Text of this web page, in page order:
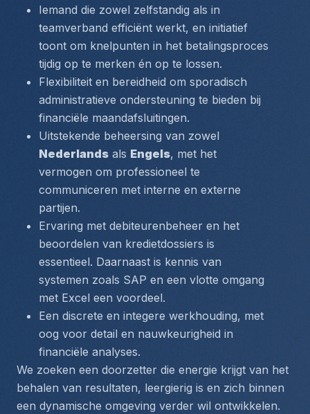
Iemand die zowel zelfstandig als in
teamverband efficiënt werkt, en initiatief
toont om knelpunten in het betalingsproces
tijdig op te merken én op te lossen.
Flexibiliteit en bereidheid om sporadisch
administratieve ondersteuning te bieden bij
financiële maandafsluitingen.
Nederlands als Engels, met het
vermogen om professioneel te
communiceren met interne en externe
partijen.
Ervaring met debiteurenbeheer en het
beoordelen van kredietdossiers is
essentieel. Daarnaast is kennis van
systemen zoals SAP en een vlotte omgang
met Excel een voordeel.
Een discrete en integere werkhouding, met
oog voor detail en nauwkeurigheid in
financiële analyses.
We zoeken een doorzetter die energie krijgt van het
behalen van resultaten, leergierig is en zich binnen
een dynamische omgeving verder wil ontwikkelen.